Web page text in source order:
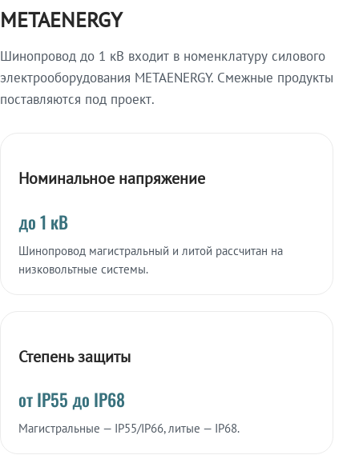
METAENERGY
Шинопровод до 1 кВ входит в номенклатуру силового
электрооборудования METAENERGY. Смежные продукты
поставляются под проект.
Номинальное напряжение
до 1 кВ
Шинопровод магистральный и литой рассчитан на
низковольтные системы.
Степень защиты
от IP55 до IP68
Магистральные — IP55/IP66, литые — IP68.